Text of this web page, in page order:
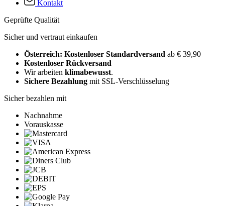
Kontakt
Geprüfte Qualität
Sicher und vertraut einkaufen
Österreich: Kostenloser Standardversand ab € 39,90
Kostenloser Rückversand
Wir arbeiten klimabewusst.
Sichere Bezahlung mit SSL-Verschlüsselung
Sicher bezahlen mit
Nachnahme
Vorauskasse